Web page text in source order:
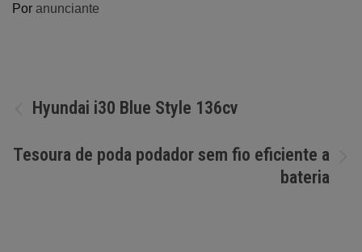
Por anunciante
Navegação
de
Hyundai i30 Blue Style 136cv
Tesoura de poda podador sem fio eficiente a
bateria